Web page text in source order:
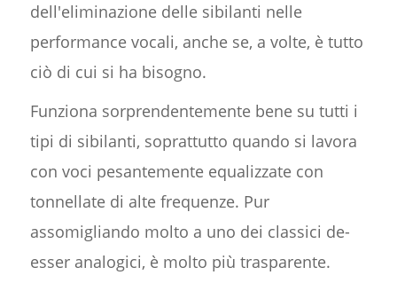
dell'eliminazione delle sibilanti nelle
performance vocali, anche se, a volte, è tutto
ciò di cui si ha bisogno.
Funziona sorprendentemente bene su tutti i
tipi di sibilanti, soprattutto quando si lavora
con voci pesantemente equalizzate con
tonnellate di alte frequenze. Pur
assomigliando molto a uno dei classici de-
esser analogici, è molto più trasparente.